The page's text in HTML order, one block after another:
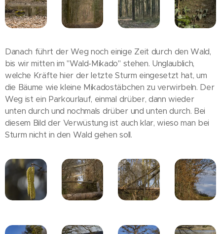
Danach führt der Weg noch einige Zeit durch den Wald,
bis wir mitten im "Wald-Mikado" stehen. Unglaublich,
welche Kräfte hier der letzte Sturm eingesetzt hat, um
die Bäume wie kleine Mikadostäbchen zu verwirbeln. Der
Weg ist ein Parkourlauf, einmal drüber, dann wieder
unten durch und nochmals drüber und unten durch. Bei
diesem Bild der Verwüstung ist auch klar, wieso man bei
Sturm nicht in den Wald gehen soll.